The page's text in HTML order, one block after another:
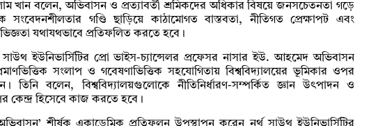
খান বলেন, অভিবাসন ও প্রত্যাবর্তী শ্রমিকদের অধিকার বিষয়ে জনসচেতনতা গড়ে
সংবেদনশীলতার গণ্ডি ছাড়িয়ে কাঠামোগত বাস্তবতা, নীতিগত প্রেক্ষাপট এবং
যথাযথভাবে প্রতিফলিত করতে হবে।
সাউথ ইউনিভার্সিটির প্রো ভাইস-চ্যান্সেলর প্রফেসর নাসার ইউ. আহমেদ অভিবাসন
সংলাপ ও গবেষণাভিত্তিক সহযোগিতায় বিশ্ববিদ্যালয়ের ভূমিকার ওপর
বলেন, বিশ্ববিদ্যালয়গুলোকে নীতিনির্ধারণ-সম্পর্কিত জ্ঞান উৎপাদন ও
কেন্দ্র হিসেবে কাজ করতে হবে।